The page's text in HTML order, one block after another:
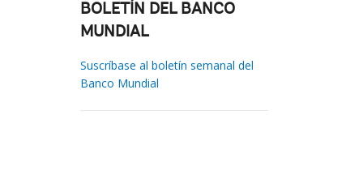
BOLETÍN DEL BANCO
MUNDIAL
Suscríbase al boletín semanal del
Banco Mundial